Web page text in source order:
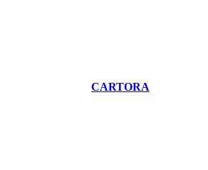
CARTORA